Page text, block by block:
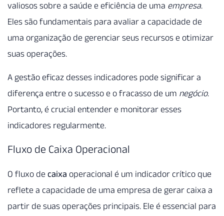
valiosos sobre a saúde e eficiência de uma empresa.
Eles são fundamentais para avaliar a capacidade de
uma organização de gerenciar seus recursos e otimizar
suas operações.
A gestão eficaz desses indicadores pode significar a
diferença entre o sucesso e o fracasso de um negócio.
Portanto, é crucial entender e monitorar esses
indicadores regularmente.
Fluxo de Caixa Operacional
O fluxo de caixa operacional é um indicador crítico que
reflete a capacidade de uma empresa de gerar caixa a
partir de suas operações principais. Ele é essencial para